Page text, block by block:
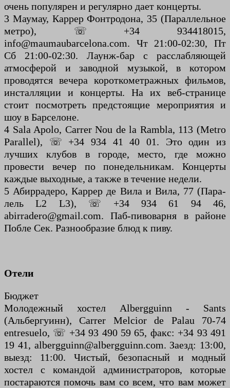
очень популярен и регулярно дает концерты.
3 Маумау, Каррер Фонтродона, 35 (Параллельное
метро), ☏ +34 934418015,
info@maumaubarcelona.com. Чт 21:00-02:30, Пт
Сб 21:00-02:30. Лаунж-бар с расслабляющей
атмосферой и заводной музыкой, в котором
проводятся вечера короткометражных фильмов,
инсталляции и концерты. На их веб-странице
стоит посмотреть предстоящие мероприятия и
шоу в Барселоне.
4 Sala Apolo, Carrer Nou de la Rambla, 113 (Metro
Parallel), ☏ +34 934 41 40 01. Это один из
лучших клубов в городе, место, где можно
провести вечер по понедельникам. Концерты
каждые выходные, а также в течение недели.
5 Абиррадеро, Каррер де Вила и Вила, 77 (Пара-
лель L2 L3), ☏ +34 934 61 94 46,
abirradero@gmail.com. Паб-пивоварня в районе
Побле Сек. Разнообразие блюд к пиву.
Отели
Бюджет
Молодежный хостел Albergguinn - Sants
(Альбергуинн), Carrer Melcior de Palau 70-74
entresuelo, ☏ +34 93 490 59 65, факс: +34 93 491
19 41, albergguinn@albergguinn.com. Заезд: 13:00,
выезд: 11:00. Чистый, безопасный и модный
хостел с командой администраторов, которые
постараются помочь вам со всем, что вам может